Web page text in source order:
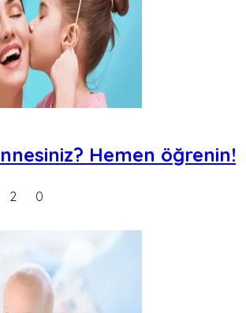
Hemen öğrenin!
2 0